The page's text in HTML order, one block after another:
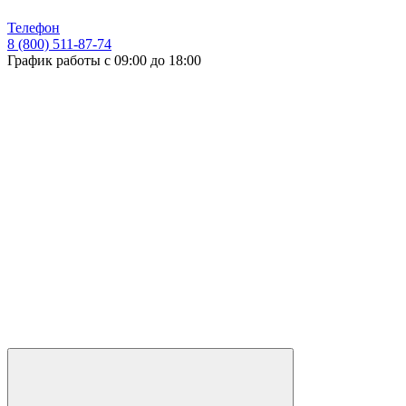
Телефон
8 (800) 511-87-74
График работы с 09:00 до 18:00